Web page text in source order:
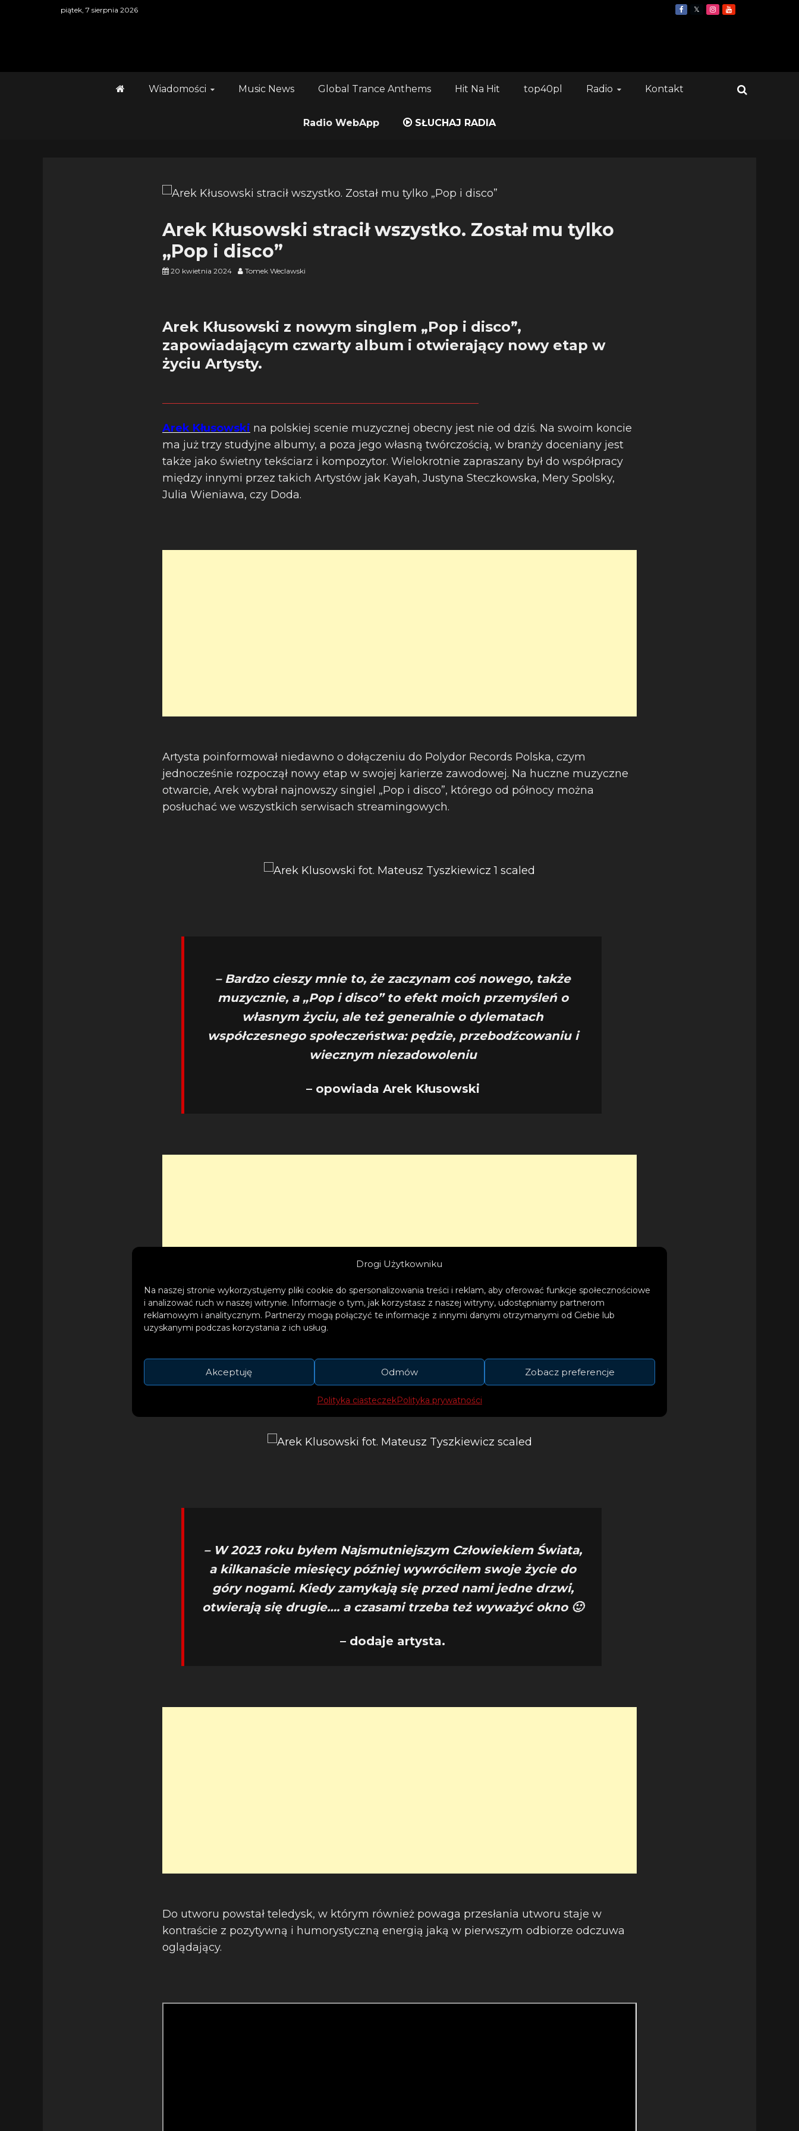
Drogi Użytkowniku
Na naszej stronie wykorzystujemy pliki cookie do spersonalizowania treści i reklam, aby oferować funkcje społecznościowe
i analizować ruch w naszej witrynie. Informacje o tym, jak korzystasz z naszej witryny, udostępniamy partnerom
reklamowym i analitycznym. Partnerzy mogą połączyć te informacje z innymi danymi otrzymanymi od Ciebie lub
uzyskanymi podczas korzystania z ich usług.
Akceptuję Odmów Zobacz preferencje
Polityka ciasteczekPolityka prywatności
piątek, 7 sierpnia 2026
Wiadomości Music News Global Trance Anthems Hit Na Hit top40pl Radio Kontakt
Radio WebApp SŁUCHAJ RADIA
Arek Kłusowski stracił wszystko. Został mu tylko
„Pop i disco”
20 kwietnia 2024 Tomek Weclawski
Arek Kłusowski z nowym singlem „Pop i disco”,
zapowiadającym czwarty album i otwierający nowy etap w
życiu Artysty.
Arek Kłusowski na polskiej scenie muzycznej obecny jest nie od dziś. Na swoim koncie
ma już trzy studyjne albumy, a poza jego własną twórczością, w branży doceniany jest
także jako świetny tekściarz i kompozytor. Wielokrotnie zapraszany był do współpracy
między innymi przez takich Artystów jak Kayah, Justyna Steczkowska, Mery Spolsky,
Julia Wieniawa, czy Doda.
Artysta poinformował niedawno o dołączeniu do Polydor Records Polska, czym
jednocześnie rozpoczął nowy etap w swojej karierze zawodowej. Na huczne muzyczne
otwarcie, Arek wybrał najnowszy singiel „Pop i disco”, którego od północy można
posłuchać we wszystkich serwisach streamingowych.
– Bardzo cieszy mnie to, że zaczynam coś nowego, także
muzycznie, a „Pop i disco” to efekt moich przemyśleń o
własnym życiu, ale też generalnie o dylematach
współczesnego społeczeństwa: pędzie, przebodźcowaniu i
wiecznym niezadowoleniu
– opowiada Arek Kłusowski
Wokalista nie ukrywa, że to dla niego bardzo ważna piosenka, kryjąca pod pozornie
lekką i wesołą melodią zdecydowanie mniej optymistyczne przesłanie.
– W 2023 roku byłem Najsmutniejszym Człowiekiem Świata,
a kilkanaście miesięcy później wywróciłem swoje życie do
góry nogami. Kiedy zamykają się przed nami jedne drzwi,
otwierają się drugie…. a czasami trzeba też wyważyć okno 🙂
– dodaje artysta.
Do utworu powstał teledysk, w którym również powaga przesłania utworu staje w
kontraście z pozytywną i humorystyczną energią jaką w pierwszym odbiorze odczuwa
oglądający.